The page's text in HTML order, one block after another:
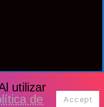
utilizar
de
Accept